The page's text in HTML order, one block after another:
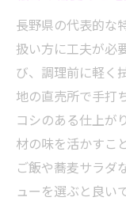
長野県の代表的な
扱い方に工夫が必
び、調理前に軽く
地の直売所で手打
コシのある仕上が
材の味を活かすこ
ご飯や蕎麦サラダ
ューを選ぶと良い